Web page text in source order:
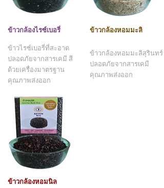
ข้าวกล้องไรซ์เบอรี่ ข้าวกล้องหอมมะลิ
ข้าวกล้องหอมนิล
ข้าวไรซ์เบอรี่ที่สะอาด
ปลอดภัยจากสารเคมี สี
ด้วยเครื่องมาตรฐาน
คุณภาพส่งออก
ข้าวกล้องหอมมะลิสุรินทร์
ปลอดภัยจากสารเคมี
คุณภาพส่งออก